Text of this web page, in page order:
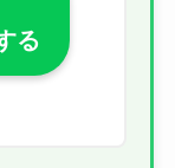
る